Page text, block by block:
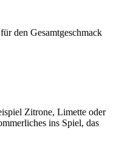
den Gesamtgeschmack
Zitrone, Limette oder
ins Spiel, das